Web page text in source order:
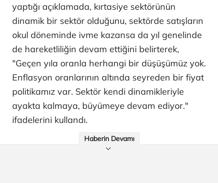
yaptığı açıklamada, kırtasiye sektörünün
dinamik bir sektör olduğunu, sektörde satışların
okul döneminde ivme kazansa da yıl genelinde
de hareketliliğin devam ettiğini belirterek,
"Geçen yıla oranla herhangi bir düşüşümüz yok.
Enflasyon oranlarının altında seyreden bir fiyat
politikamız var. Sektör kendi dinamikleriyle
ayakta kalmaya, büyümeye devam ediyor."
ifadelerini kullandı.
Haberin Devamı